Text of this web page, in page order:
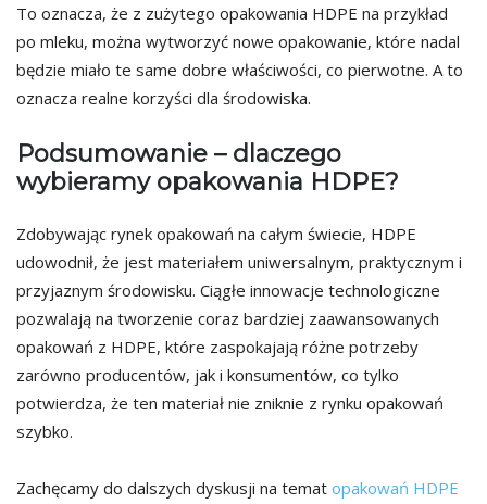
To oznacza, że z zużytego opakowania HDPE na przykład
po mleku, można wytworzyć nowe opakowanie, które nadal
będzie miało te same dobre właściwości, co pierwotne. A to
oznacza realne korzyści dla środowiska.
Podsumowanie – dlaczego
wybieramy opakowania HDPE?
Zdobywając rynek opakowań na całym świecie, HDPE
udowodnił, że jest materiałem uniwersalnym, praktycznym i
przyjaznym środowisku. Ciągłe innowacje technologiczne
pozwalają na tworzenie coraz bardziej zaawansowanych
opakowań z HDPE, które zaspokajają różne potrzeby
zarówno producentów, jak i konsumentów, co tylko
potwierdza, że ten materiał nie zniknie z rynku opakowań
szybko.
Zachęcamy do dalszych dyskusji na temat opakowań HDPE